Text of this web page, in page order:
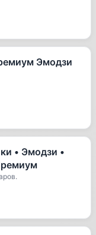
Эмодзи
• Эмодзи •